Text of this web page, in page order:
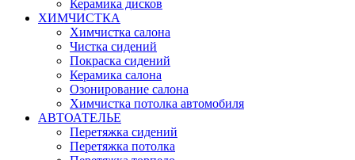
Керамика дисков
ХИМЧИСТКА
Химчистка салона
Чистка сидений
Покраска сидений
Керамика салона
Озонирование салона
Химчистка потолка автомобиля
АВТОАТЕЛЬЕ
Перетяжка сидений
Перетяжка потолка